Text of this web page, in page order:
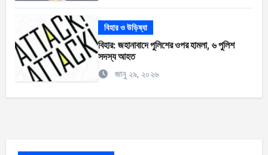
বিহার ও উড়িষ্যা
বিহার: জহানাবাদে পুলিশের ওপর হামলা, ৬ পুলিশ
সদস্য আহত
জানু ২৯, ২০২৬